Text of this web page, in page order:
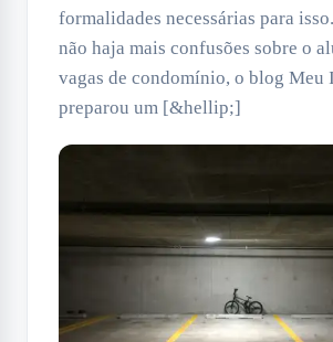
formalidades necessárias para
não haja mais confusões sobre o
vagas de condomínio, o blog Meu
preparou um [&hellip;]